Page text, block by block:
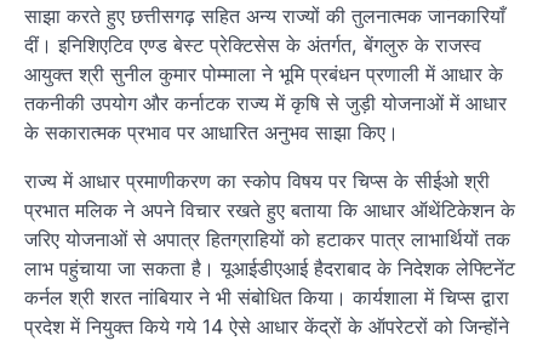
साझा करते हुए छत्तीसगढ़ सहित अन्य राज्यों की तुलनात्मक जानकारियाँ
दीं। इनिशिएटिव एण्ड बेस्ट प्रेक्टिसेस के अंतर्गत, बेंगलुरु के राजस्व
आयुक्त श्री सुनील कुमार पोम्माला ने भूमि प्रबंधन प्रणाली में आधार के
तकनीकी उपयोग और कर्नाटक राज्य में कृषि से जुड़ी योजनाओं में आधार
के सकारात्मक प्रभाव पर आधारित अनुभव साझा किए।
राज्य में आधार प्रमाणीकरण का स्कोप विषय पर चिप्स के सीईओ श्री
प्रभात मलिक ने अपने विचार रखते हुए बताया कि आधार ऑथेंटिकेशन के
जरिए योजनाओं से अपात्र हितग्राहियों को हटाकर पात्र लाभार्थियों तक
लाभ पहुंचाया जा सकता है। यूआईडीएआई हैदराबाद के निदेशक लेफ्टिनेंट
कर्नल श्री शरत नांबियार ने भी संबोधित किया। कार्यशाला में चिप्स द्वारा
प्रदेश में नियुक्त किये गये 14 ऐसे आधार केंद्रों के ऑपरेटरों को जिन्होंने